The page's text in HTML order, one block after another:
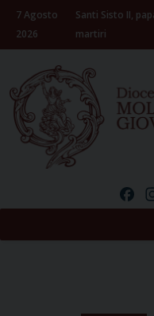
Skip
content
7 Agosto
2026
Santi Sisto II,
martiri